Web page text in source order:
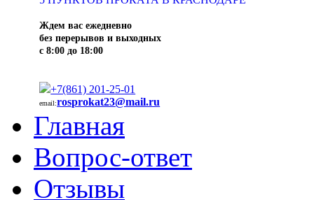
Ждем вас ежедневно
без перерывов и выходных
с 8:00 до 18:00
+7(861) 201-25-01
email:rosprokat23@mail.ru
Главная
Вопрос-ответ
Отзывы